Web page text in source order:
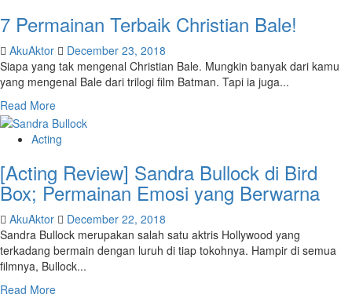
7 Permainan Terbaik Christian Bale!
AkuAktor
December 23, 2018
Siapa yang tak mengenal Christian Bale. Mungkin banyak dari kamu
yang mengenal Bale dari trilogi film Batman. Tapi ia juga...
Read More
Acting
[Acting Review] Sandra Bullock di Bird
Box; Permainan Emosi yang Berwarna
AkuAktor
December 22, 2018
Sandra Bullock merupakan salah satu aktris Hollywood yang
terkadang bermain dengan luruh di tiap tokohnya. Hampir di semua
filmnya, Bullock...
Read More